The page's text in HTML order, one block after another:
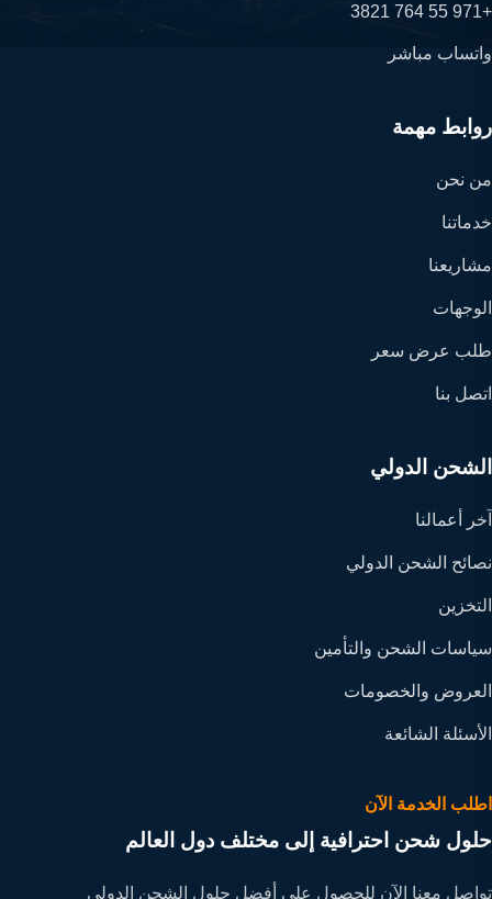
+971 55 764 3821
واتساب مباشر
روابط مهمة
من نحن
خدماتنا
مشاريعنا
الوجهات
طلب عرض سعر
اتصل بنا
الشحن الدولي
آخر أعمالنا
نصائح الشحن الدولي
التخزين
سياسات الشحن والتأمين
العروض والخصومات
الأسئلة الشائعة
اطلب الخدمة الآن
حلول شحن احترافية إلى مختلف دول العالم
تواصل معنا الآن للحصول على أفضل حلول الشحن الدولي